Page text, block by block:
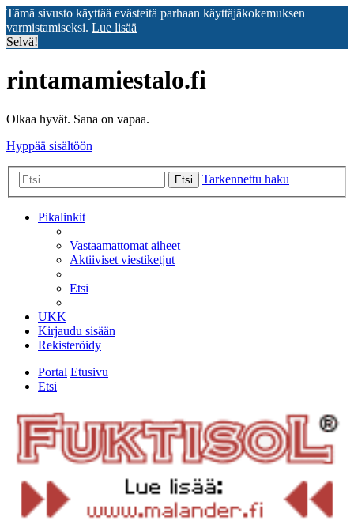
Tämä sivusto käyttää evästeitä parhaan käyttäjäkokemuksen
varmistamiseksi. Lue lisää
Selvä!
rintamamiestalo.fi
Olkaa hyvät. Sana on vapaa.
Hyppää sisältöön
Etsi Tarkennettu haku
Pikalinkit
Vastaamattomat aiheet
Aktiiviset viestiketjut
Etsi
UKK
Kirjaudu sisään
Rekisteröidy
Portal Etusivu
Etsi